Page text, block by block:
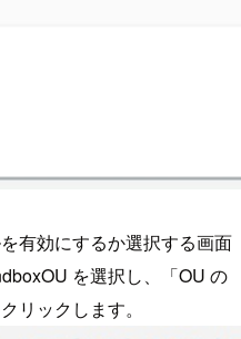
有効にするか選択する画面
を選択し、「OU の
リックします。